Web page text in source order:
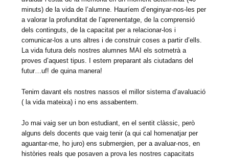
minuts) de la vida de l’alumne. Hauríem d’enginyar-nos-les per
a valorar la profunditat de l’aprenentatge, de la comprensió
dels continguts, de la capacitat per a relacionar-los i
comunicar-los a uns altres i de construir coses a partir d’ells.
La vida futura dels nostres alumnes MAI els sotmetrà a
proves d’aquest tipus. I estem preparant als ciutadans del
futur…uf! de quina manera!
Tenim davant els nostres nassos el millor sistema d’avaluació
( la vida mateixa) i no ens assabentem.
Jo mai vaig ser un bon estudiant, en el sentit clàssic, però
alguns dels docents que vaig tenir (a qui cal homenatjar per
aguantar-me, ho juro) ens submergien, per a avaluar-nos, en
històries reals que posaven a prova les nostres capacitats